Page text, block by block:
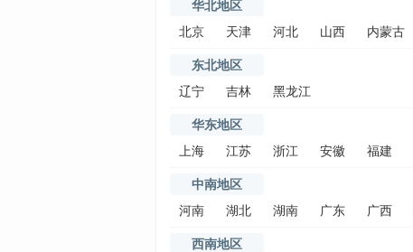
华北地区
北京
天津 河北 山西 内蒙古
东北地区
辽宁
吉林 黑龙江
华东地区
上海
江苏 浙江 安徽 福建
中南地区
河南
湖北 湖南 广东 广西
西南地区